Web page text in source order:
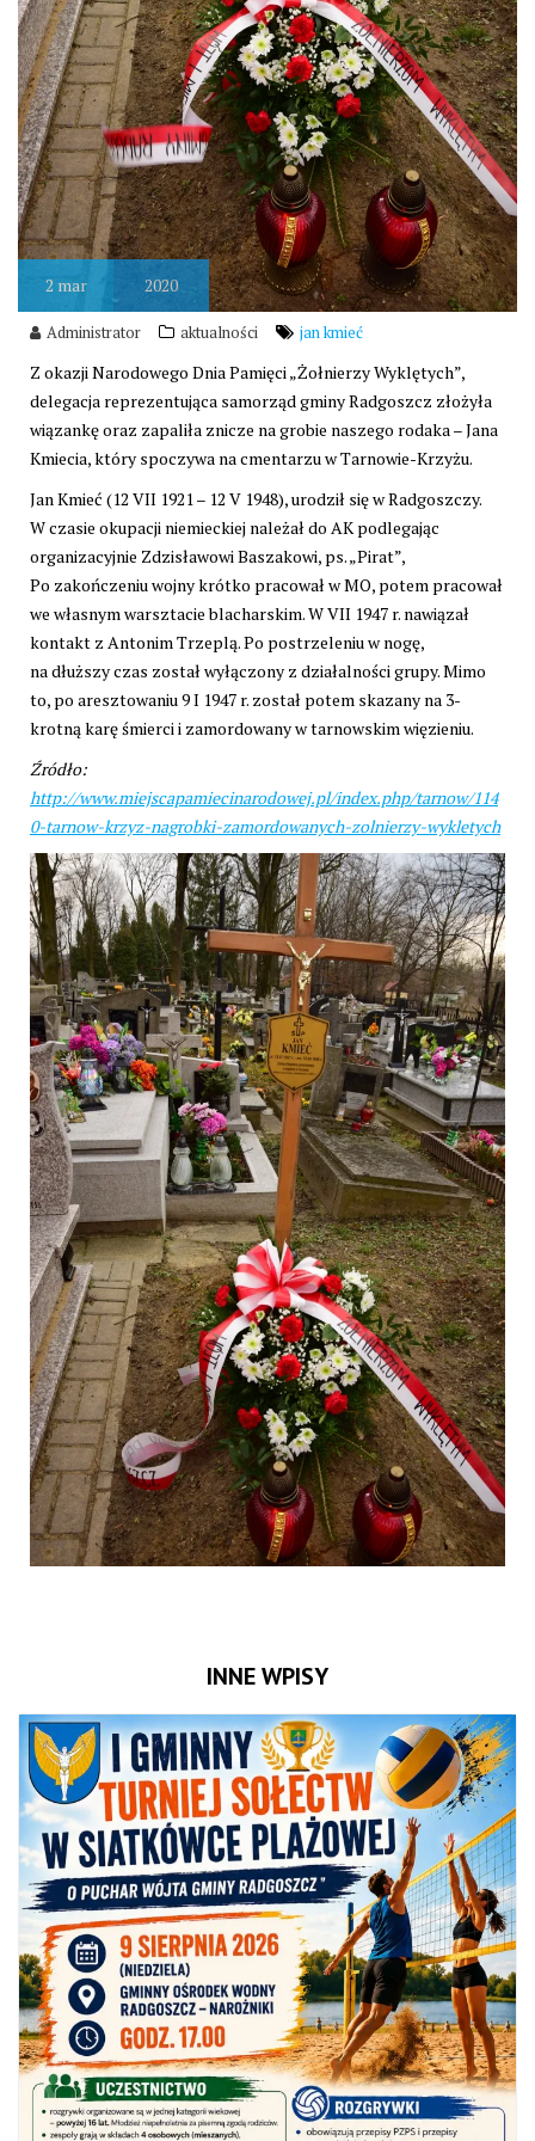
2 mar 2020
Administrator aktualności jan kmieć
Z okazji Narodowego Dnia Pamięci „Żołnierzy Wyklętych”,
delegacja reprezentująca samorząd gminy Radgoszcz złożyła
wiązankę oraz zapaliła znicze na grobie naszego rodaka – Jana
Kmiecia, który spoczywa na cmentarzu w Tarnowie-Krzyżu.
Jan Kmieć (12 VII 1921 – 12 V 1948), urodził się w Radgoszczy.
W czasie okupacji niemieckiej należał do AK podlegając
organizacyjnie Zdzisławowi Baszakowi, ps. „Pirat”,
Po zakończeniu wojny krótko pracował w MO, potem pracował
we własnym warsztacie blacharskim. W VII 1947 r. nawiązał
kontakt z Antonim Trzeplą. Po postrzeleniu w nogę,
na dłuższy czas został wyłączony z działalności grupy. Mimo
to, po aresztowaniu 9 I 1947 r. został potem skazany na 3-
krotną karę śmierci i zamordowany w tarnowskim więzieniu.
Źródło:
http://www.miejscapamiecinarodowej.pl/index.php/tarnow/114
0-tarnow-krzyz-nagrobki-zamordowanych-zolnierzy-wykletych
INNE WPISY